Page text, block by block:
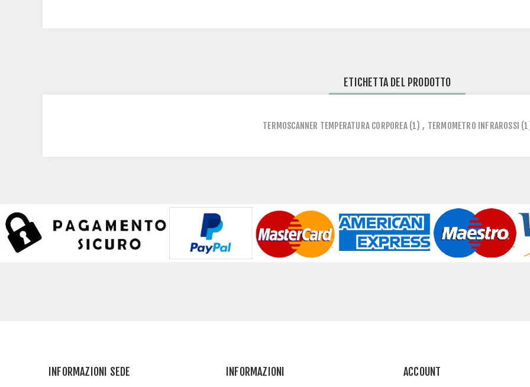
ETICHETTA DEL PRODOTTO
TERMOSCANNER TEMPERATURA CORPOREA (1) , TERMOMETRO INFRAROSSI
INFORMAZIONI SEDE INFORMAZIONI ACCOUNT